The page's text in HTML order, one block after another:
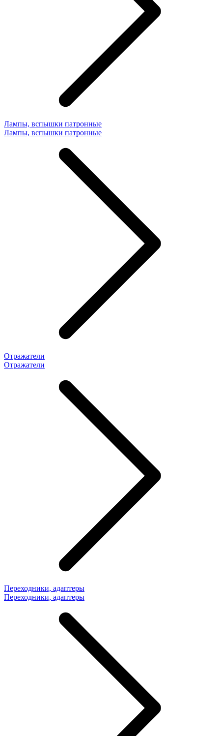
Лампы, вспышки патронные
Лампы, вспышки патронные
Отражатели
Отражатели
Переходники, адаптеры
Переходники, адаптеры